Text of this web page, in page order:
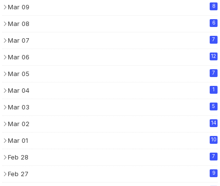
Mar 09 8
Mar 08 6
Mar 07 7
Mar 06 12
Mar 05 7
Mar 04 1
Mar 03 5
Mar 02 14
Mar 01 10
Feb 28 7
Feb 27 9